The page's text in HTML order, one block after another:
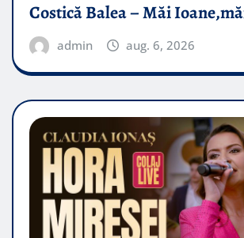
Costică Balea – Măi
admin aug. 6, 2026